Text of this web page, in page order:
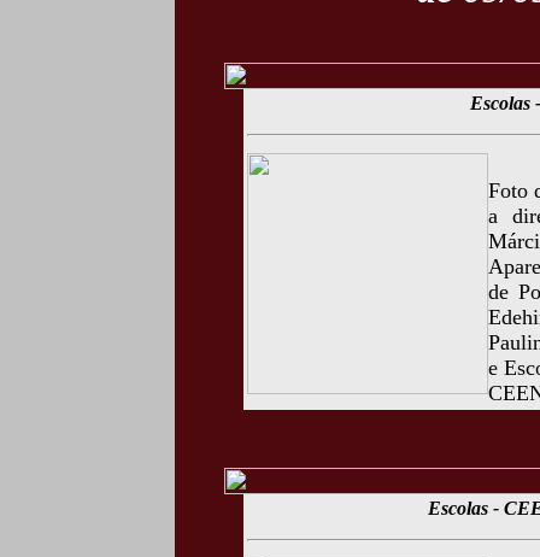
Escolas
Foto
a
de
e
Escolas -